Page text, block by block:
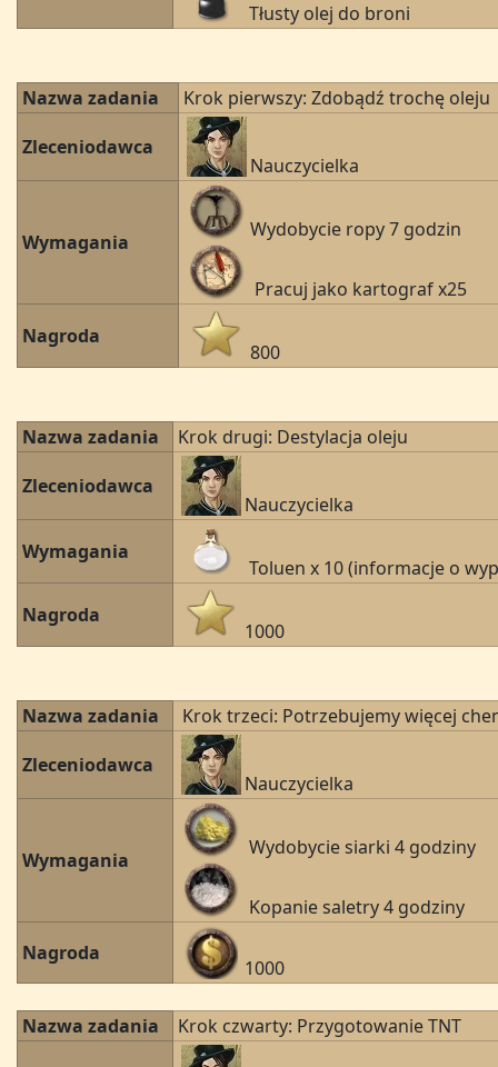
Tłusty olej do broni
Nazwa zadania
Krok pierwszy: Zdobądź trochę oleju
Zleceniodawca
Nauczycielka
Wymagania
Wydobycie ropy 7 godzin
Pracuj jako kartograf x25
Nagroda
800
Nazwa zadania
Krok drugi: Destylacja oleju
Zleceniodawca
Nauczycielka
Wymagania
Toluen x 10 (informacje o
Nagroda
1000
Nazwa zadania
Krok trzeci: Potrzebujemy więcej
Zleceniodawca
Nauczycielka
Wymagania
Wydobycie siarki 4 godziny
Kopanie saletry 4 godziny
Nagroda
1000
Nazwa zadania
Krok czwarty: Przygotowanie TNT